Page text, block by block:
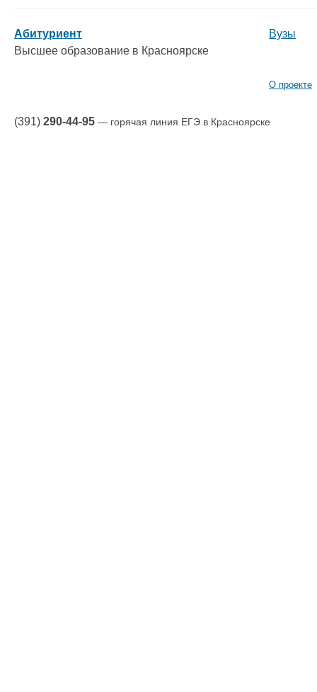
Абитуриент
Высшее образование в Красноярске
Вузы
О проекте
(391) 290-44-95 — горячая линия ЕГЭ в Красноярске